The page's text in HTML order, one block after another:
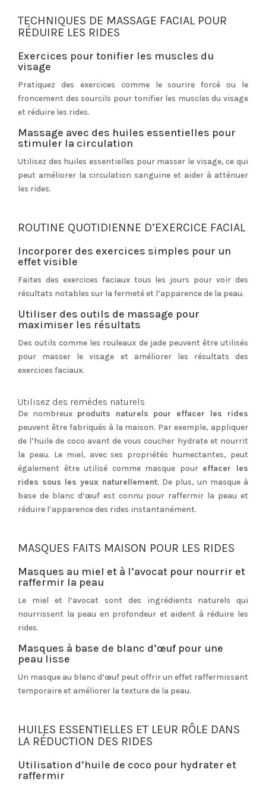
TECHNIQUES DE MASSAGE FACIAL POUR
RÉDUIRE LES RIDES
Exercices pour tonifier les muscles du
visage
Pratiquez des exercices comme le sourire forcé ou le
froncement des sourcils pour tonifier les muscles du visage
et réduire les rides.
Massage avec des huiles essentielles pour
stimuler la circulation
Utilisez des huiles essentielles pour masser le visage, ce qui
peut améliorer la circulation sanguine et aider à atténuer
les rides.
ROUTINE QUOTIDIENNE D’EXERCICE FACIAL
Incorporer des exercices simples pour un
effet visible
Faites des exercices faciaux tous les jours pour voir des
résultats notables sur la fermeté et l’apparence de la peau.
Utiliser des outils de massage pour
maximiser les résultats
Des outils comme les rouleaux de jade peuvent être utilisés
pour masser le visage et améliorer les résultats des
exercices faciaux.
Utilisez des remèdes naturels
De nombreux produits naturels pour effacer les rides
peuvent être fabriqués à la maison. Par exemple, appliquer
de l’huile de coco avant de vous coucher hydrate et nourrit
la peau. Le miel, avec ses propriétés humectantes, peut
également être utilisé comme masque pour effacer les
rides sous les yeux naturellement. De plus, un masque à
base de blanc d’œuf est connu pour raffermir la peau et
réduire l’apparence des rides instantanément.
MASQUES FAITS MAISON POUR LES RIDES
Masques au miel et à l’avocat pour nourrir et
raffermir la peau
Le miel et l’avocat sont des ingrédients naturels qui
nourrissent la peau en profondeur et aident à réduire les
rides.
Masques à base de blanc d’œuf pour une
peau lisse
Un masque au blanc d’œuf peut offrir un effet raffermissant
temporaire et améliorer la texture de la peau.
HUILES ESSENTIELLES ET LEUR RÔLE DANS
LA RÉDUCTION DES RIDES
Utilisation d’huile de coco pour hydrater et
raffermir